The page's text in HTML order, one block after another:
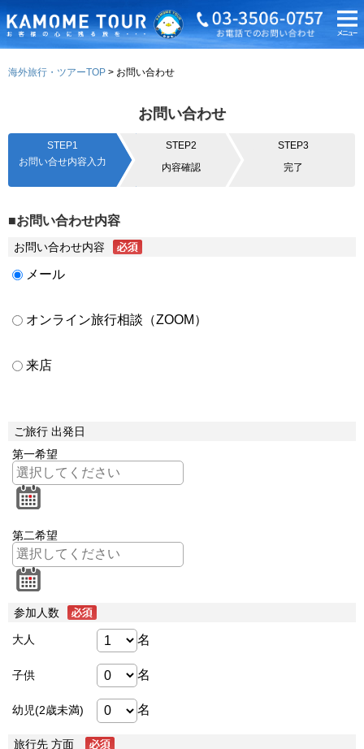
海外旅行・ツアーTOP お問い合わせ
お問い合わせ
STEP1
お問い合せ内容入力
STEP2
内容確認
STEP3
完了
■お問い合わせ内容
お問い合わせ内容
メール
オンライン旅行相談（ZOOM）
来店
ご旅行 出発日
第一希望
第二希望
参加人数
大人 名
子供 名
幼児(2歳未満) 名
旅行先 方面